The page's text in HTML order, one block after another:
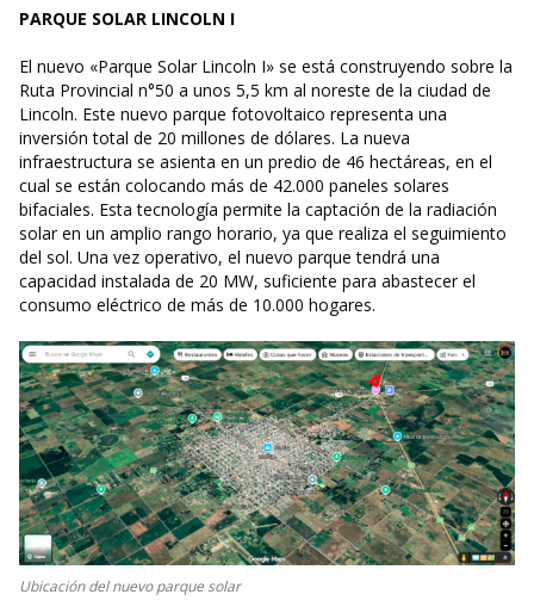
PARQUE SOLAR LINCOLN I
El nuevo «Parque Solar Lincoln I» se está construyendo sobre la
Ruta Provincial n°50 a unos 5,5 km al noreste de la ciudad de
Lincoln. Este nuevo parque fotovoltaico representa una
inversión total de 20 millones de dólares. La nueva
infraestructura se asienta en un predio de 46 hectáreas, en el
cual se están colocando más de 42.000 paneles solares
bifaciales. Esta tecnología permite la captación de la radiación
solar en un amplio rango horario, ya que realiza el seguimiento
del sol. Una vez operativo, el nuevo parque tendrá una
capacidad instalada de 20 MW, suficiente para abastecer el
consumo eléctrico de más de 10.000 hogares.
Ubicación del nuevo parque solar